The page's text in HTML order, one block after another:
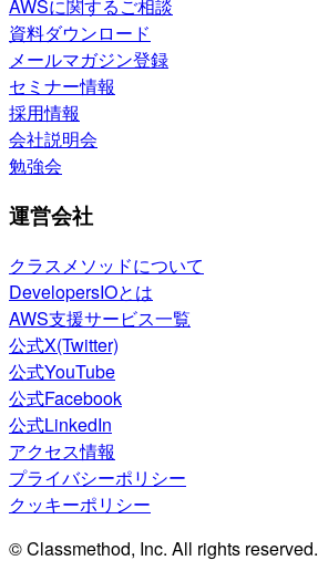
AWSに関するご相談
資料ダウンロード
メールマガジン登録
セミナー情報
採用情報
会社説明会
勉強会
運営会社
クラスメソッドについて
DevelopersIOとは
AWS支援サービス一覧
公式X(Twitter)
公式YouTube
公式Facebook
公式LinkedIn
アクセス情報
プライバシーポリシー
クッキーポリシー
© Classmethod, Inc. All rights reserved.